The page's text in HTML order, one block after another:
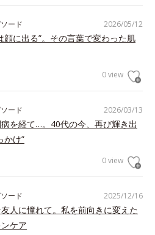
2026/05/12
ード
顔に出る”。その言葉で変わった肌
0 view
2026/03/13
ード
を経て…。40代の今、再び輝き出
かけ”
0 view
2025/12/16
ード
人に憧れて。私を前向きに変えた
ケア